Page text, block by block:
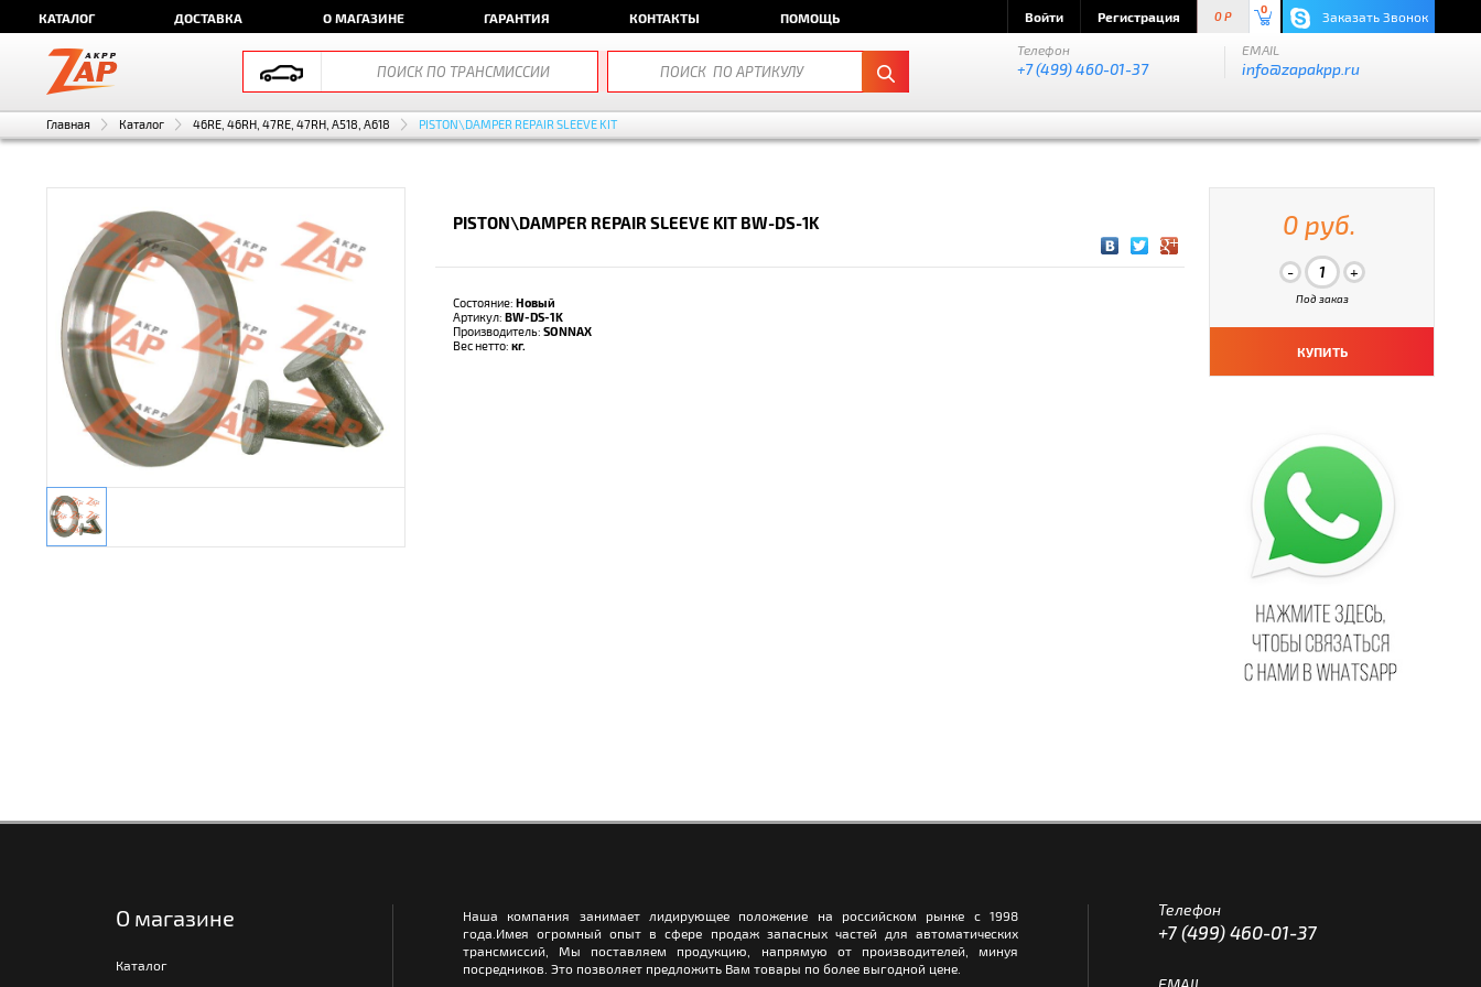
КАТАЛОГ ДОСТАВКА О МАГАЗИНЕ ГАРАНТИЯ КОНТАКТЫ ПОМОЩЬ Войти Регистрация 0 P
0 Заказать Звонок
Телефон
+7 (499) 460-01-37
EMAIL
info@zapakpp.ru
Главная Каталог 46RE, 46RH, 47RE, 47RH, A518, A618 PISTON\DAMPER REPAIR SLEEVE KIT
PISTON\DAMPER REPAIR SLEEVE KIT BW-DS-1K
Состояние: Новый
Артикул: BW-DS-1K
Производитель: SONNAX
Вес нетто: кг.
0 руб.
Под заказ
КУПИТЬ
О магазине
Каталог
Наша компания занимает лидирующее положение на российском рынке с 1998
года.Имея огромный опыт в сфере продаж запасных частей для автоматических
трансмиссий, Мы поставляем продукцию, напрямую от производителей, минуя
посредников. Это позволяет предложить Вам товары по более выгодной цене.
Телефон
+7 (499) 460-01-37